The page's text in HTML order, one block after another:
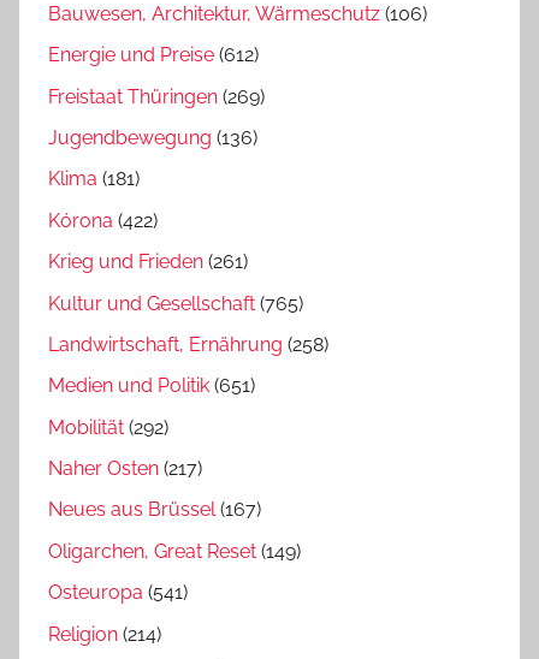
Bauwesen, Architektur, Wärmeschutz (106)
Energie und Preise (612)
Freistaat Thüringen (269)
Jugendbewegung (136)
Klima (181)
Kórona (422)
Krieg und Frieden (261)
Kultur und Gesellschaft (765)
Landwirtschaft, Ernährung (258)
Medien und Politik (651)
Mobilität (292)
Naher Osten (217)
Neues aus Brüssel(167)
Oligarchen, Great Reset (149)
Osteuropa (541)
Religion (214)